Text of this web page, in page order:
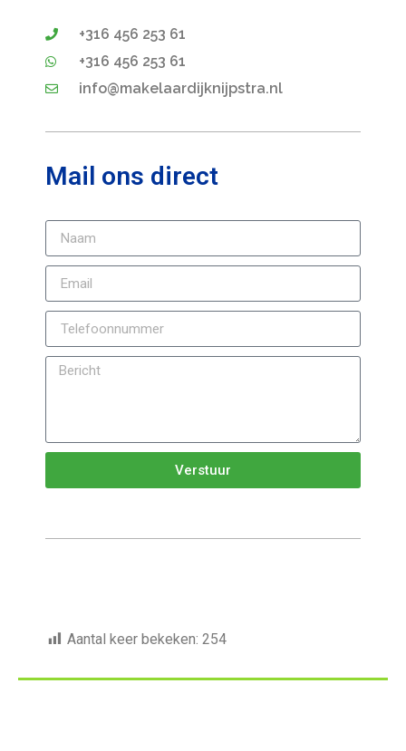
+316 456 253 61
+316 456 253 61
info@makelaardijknijpstra.nl
Mail ons direct
Verstuur
Aantal keer bekeken: 254